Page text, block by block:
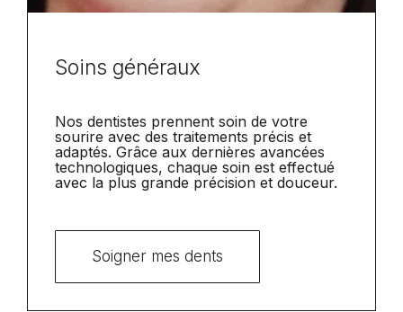
Soins généraux
Nos dentistes prennent soin de votre
sourire avec des traitements précis et
adaptés. Grâce aux dernières avancées
technologiques, chaque soin est effectué
avec la plus grande précision et douceur.
Soigner mes dents